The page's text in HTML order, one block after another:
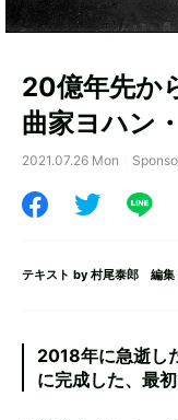
20億年先か
曲家ヨハン
2021.07.26 Mon
テキスト by 村尾泰郎 編集
2018年に急逝し
に完成した、最